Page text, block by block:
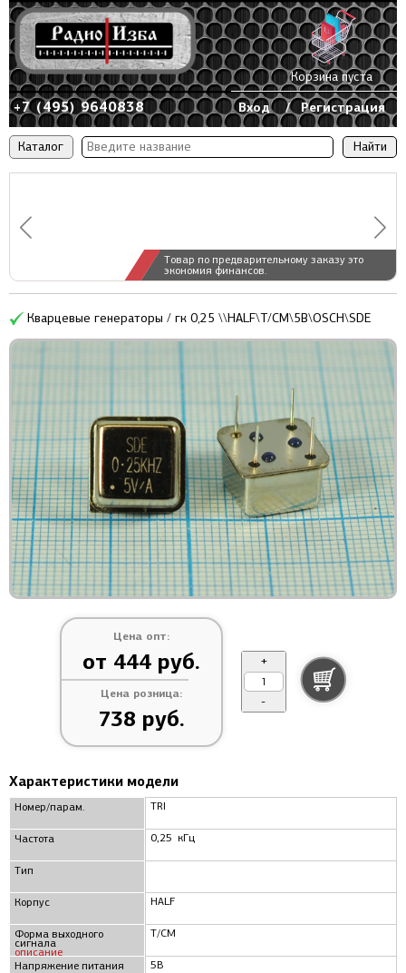
Каталог
Товар по предварительному заказу это
экономия финансов.
+7 (495) 9640838 Вход / Регистрация
Корзина пуста
Кварцевые генераторы / гк 0,25 \\HALF\T/CM\5В\OSCH\SDE
Цена опт:
от 444 руб.
Цена розница:
738 руб.
+
-
Характеристики модели
Номер/парам.
Частота
Тип
Корпус
Форма выходного
сигнала
описание
Напряжение питания
TRI
0,25 кГц
HALF
T/CM
5В